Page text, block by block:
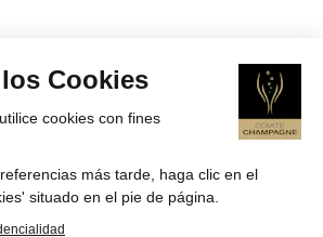
Cookies
cookies con fines
más tarde, haga clic en el
situado en el pie de página.